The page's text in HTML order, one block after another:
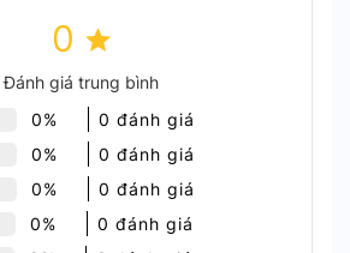
Tiễn Trong Quản
Ronald Jack X628C
một hệ thống chấm công hiệu
quản lý thời gian làm việc
0
Đánh giá trung bình
0%
0 đánh giá
0%
0 đánh giá
0%
0 đánh giá
0%
0 đánh giá